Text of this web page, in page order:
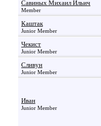
Савиных Михаил Ильич
Member
Каштак
Junior Member
Чекист
Junior Member
Сливун
Junior Member
Иван
Junior Member